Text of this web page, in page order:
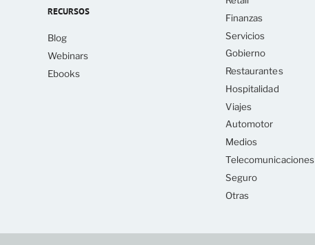
RECURSOS
Blog
Webinars
Ebooks
Finanzas
Servicios
Gobierno
Restaurantes
Hospitalidad
Viajes
Automotor
Medios
Telecomunicaciones
Seguro
Otras